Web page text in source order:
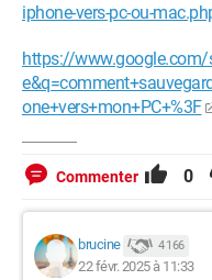
iphone-vers-pc-ou-
https://www.google.com/
one+vers+mon+PC+%3F
Commenter 0
brucine 4 166
22 févr. 2025 à 11:33